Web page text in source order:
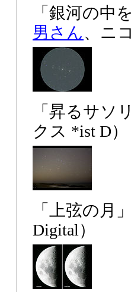
「銀河の中
男さん、ニ
「昇るサソ
クス *ist D）
「上弦の月
Digital）